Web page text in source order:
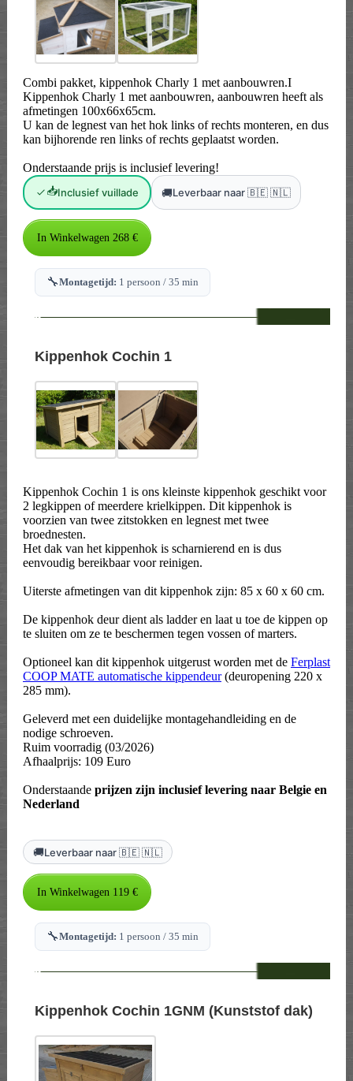
Combi pakket, kippenhok Charly 1 met aanbouwren.I
Kippenhok Charly 1 met aanbouwren, aanbouwren heeft als
afmetingen 100x66x65cm.
U kan de legnest van het hok links of rechts monteren, en dus
kan bijhorende ren links of rechts geplaatst worden.
Onderstaande prijs is inclusief levering!
📥Inclusief vuillade 🚚Leverbaar naar 🇧🇪 🇳🇱
🔧Montagetijd: 1 persoon / 35 min
--
Kippenhok Cochin 1
Kippenhok Cochin 1 is ons kleinste kippenhok geschikt voor
2 legkippen of meerdere krielkippen. Dit kippenhok is
voorzien van twee zitstokken en legnest met twee
broednesten.
Het dak van het kippenhok is scharnierend en is dus
eenvoudig bereikbaar voor reinigen.
Uiterste afmetingen van dit kippenhok zijn: 85 x 60 x 60 cm.
De kippenhok deur dient als ladder en laat u toe de kippen op
te sluiten om ze te beschermen tegen vossen of marters.
Optioneel kan dit kippenhok uitgerust worden met de Ferplast
COOP MATE automatische kippendeur(deuropening 220 x
285 mm).
Geleverd met een duidelijke montagehandleiding en de
nodige schroeven.
Ruim voorradig (03/2026)
Afhaalprijs: 109 Euro
Onderstaande prijzen zijn inclusief levering naar Belgie en
Nederland
🚚Leverbaar naar 🇧🇪 🇳🇱
🔧Montagetijd: 1 persoon / 35 min
--
Kippenhok Cochin 1GNM (Kunststof dak)